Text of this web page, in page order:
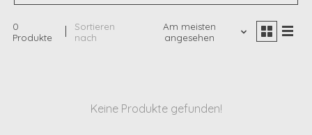
0
Produkte
Sortieren
nach
Am meisten
angesehen
Keine Produkte gefunden!